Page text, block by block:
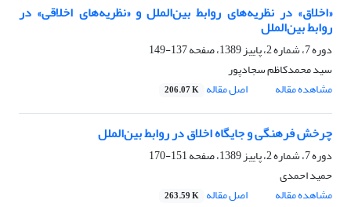
«اخلاق» در نظریه‌های روابط بین‌الملل و «نظریه‌های اخلاقی» در
روابط بین‌الملل
دوره 7، شماره 2، پاییز 1389، صفحه
137-149
سید محمدکاظم سجادپور
مشاهده مقاله
اصل مقاله 206.07 K
چرخش فرهنگی و جایگاه اخلاق در روابط بین‌الملل
دوره 7، شماره 2، پاییز 1389، صفحه
151-170
حمید احمدی
مشاهده مقاله
اصل مقاله 263.59 K